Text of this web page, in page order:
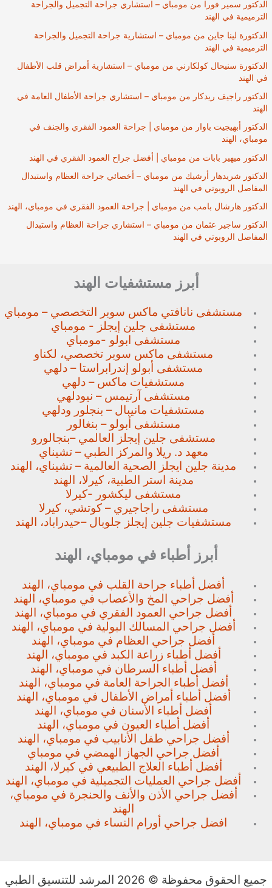
الدكتور سمير فورا من مومباي – استشاري جراحة التجميل والجراحة
الترميمية في الهند
الدكتورة لينا جاين من مومباي – استشارية جراحة التجميل والجراحة
الترميمية في الهند
الدكتورة سنيحال كولكارني من مومباي – استشارية أمراض قلب الأطفال
في الهند
الدكتور راجيف ريدكار من مومباي – استشاري جراحة الأطفال العامة في
الهند
الدكتور أبهيجيت باوار من مومباي | جراحة العمود الفقري والجنف في
مومباي، الهند
الدكتور ميهير بابات من مومباي | أفضل جراح العمود الفقري في الهند
الدكتور شريدهار أرشيك من مومباي – أخصائي جراحة العظام واستبدال
المفاصل الروبوتي في الهند
الدكتور هارشال بامب من مومباي | جراحة العمود الفقري في مومباي، الهند
الدكتور ساجير عثمان من مومباي – استشاري جراحة العظام واستبدال
المفاصل الروبوتي في الهند
أبرز مستشفيات الهند
مستشفى نانافتي ماكس سوبر التخصصي – مومباي
مستشفى جلين إيجلز - مومباي
مستشفى ابولو -مومباي
مستشفى ماكس سوبر تخصصي، لكناو
مستشفى أبولو إندرابراستا – دلهي
مستشفيات ماكس – دلهي
مستشفى آرتيمس – نيودلهي
مستشفيات مانيبال – بنجلور ودلهي
مستشفى أبولو – بنغالور
مستشفى جلين إيجلز العالمي –بنجالورو
معهد د. ريلا والمركز الطبي – تشيناي
مدينة جلين ايجلز الصحية العالمية – تشيناي، الهند
مدينة استر الطبية، كيرلا، الهند
مستشفى ليكشور -كيرلا
مستشفى راجاجيري – كوتشي، كيرلا
مستشفيات جلين إيجلز جلوبال –حيدراباد، الهند
أبرز أطباء في مومباي، الهند
أفضل أطباء جراحة القلب في مومباي، الهند
أفضل جراحي المخ والأعصاب في مومباي، الهند
أفضل جراحي العمود الفقري في مومباي، الهند
أفضل جراحي المسالك البولية في مومباي، الهند
أفضل جراحي العظام في مومباي، الهند
أفضل أطباء زراعة الكبد في مومباي، الهند
أفضل أطباء السرطان في مومباي، الهند
أفضل أطباء الجراحة العامة في مومباي، الهند
أفضل أطباء أمراض الأطفال في مومباي، الهند
أفضل أطباء الأسنان في مومباي، الهند
أفضل أطباء العيون في مومباي، الهند
أفضل جراحي طفل الأنابيب في مومباي، الهند
أفضل جراحي الجهاز الهمضي في مومباي
أفضل أطباء العلاج الطبيعي في كيرلا، الهند
أفضل جراحي العمليات التجميلية في مومباي، الهند
أفضل جراحي الأذن والأنف والحنجرة في مومباي،
الهند
افضل جراحي أورام النساء في مومباي، الهند
جميع الحقوق محفوظة © 2026 المرشد للتنسيق الطبي